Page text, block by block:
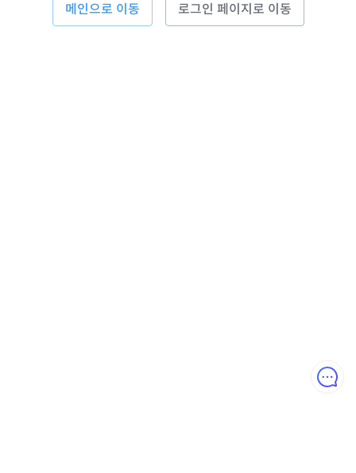
메인으로 이동 로그인 페이지로 이동